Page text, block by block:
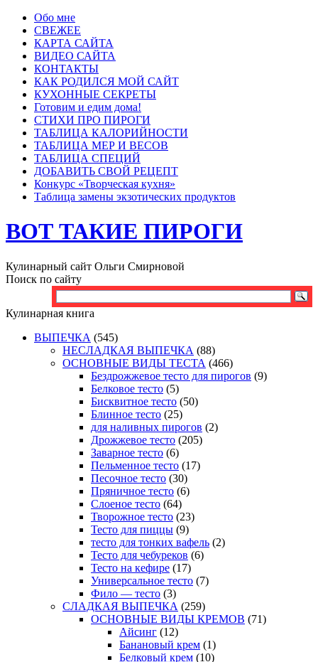
Обо мне
СВЕЖЕЕ
КАРТА САЙТА
ВИДЕО САЙТА
КОНТАКТЫ
КАК РОДИЛСЯ МОЙ САЙТ
КУХОННЫЕ СЕКРЕТЫ
Готовим и едим дома!
СТИХИ ПРО ПИРОГИ
ТАБЛИЦА КАЛОРИЙНОСТИ
ТАБЛИЦА МЕР И ВЕСОВ
ТАБЛИЦА СПЕЦИЙ
ДОБАВИТЬ СВОЙ РЕЦЕПТ
Конкурс «Творческая кухня»
Таблица замены экзотических продуктов
ВОТ ТАКИЕ ПИРОГИ
Кулинарный сайт Ольги Смирновой
Поиск по сайту
Кулинарная книга
ВЫПЕЧКА (545)
НЕСЛАДКАЯ ВЫПЕЧКА (88)
ОСНОВНЫЕ ВИДЫ ТЕСТА (466)
Бездрожжевое тесто для пирогов (9)
Белковое тесто (5)
Бисквитное тесто (50)
Блинное тесто (25)
для наливных пирогов (2)
Дрожжевое тесто (205)
Заварное тесто (6)
Пельменное тесто (17)
Песочное тесто (30)
Пряничное тесто (6)
Слоеное тесто (64)
Творожное тесто (23)
Тесто для пиццы (9)
тесто для тонких вафель (2)
Тесто для чебуреков (6)
Тесто на кефире (17)
Универсальное тесто (7)
Фило — тесто (3)
СЛАДКАЯ ВЫПЕЧКА (259)
ОСНОВНЫЕ ВИДЫ КРЕМОВ (71)
Айсинг (12)
Банановый крем (1)
Белковый крем (10)